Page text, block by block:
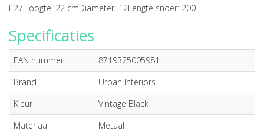
E27Hoogte: 22 cmDiameter: 12Lengte snoer: 200
Specificaties
EAN nummer
8719325005981
Brand
Urban Interiors
Kleur
Vintage Black
Materiaal
Metaal